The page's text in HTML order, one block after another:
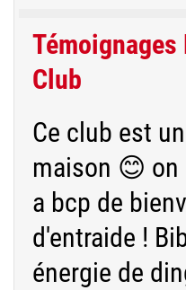
Témoignages
Club
Ce club est
maison 😊 on
a bcp de
d'entraide !
énergie de